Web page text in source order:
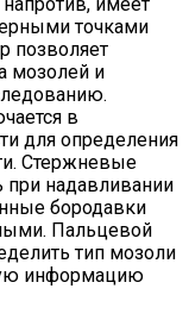
точками
позволяет
мозолей и
в
для определения
Стержневые
надавливании
бородавки
Пальцевой
тип мозоли
информацию